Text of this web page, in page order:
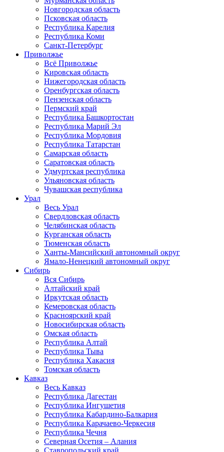
Новгородская область
Псковская область
Республика Карелия
Республика Коми
Санкт-Петербург
Приволжье
Всё Приволжье
Кировская область
Нижегородская область
Оренбургская область
Пензенская область
Пермский край
Республика Башкортостан
Республика Марий Эл
Республика Мордовия
Республика Татарстан
Самарская область
Саратовская область
Удмуртская республика
Ульяновская область
Чувашская республика
Урал
Весь Урал
Свердловская область
Челябинская область
Курганская область
Тюменская область
Ханты-Мансийский автономный округ
Ямало-Ненецкий автономный округ
Сибирь
Вся Сибирь
Алтайский край
Иркутская область
Кемеровская область
Красноярский край
Новосибирская область
Омская область
Республика Алтай
Республика Тыва
Республика Хакасия
Томская область
Кавказ
Весь Кавказ
Республика Дагестан
Республика Ингушетия
Республика Кабардино-Балкария
Республика Карачаево-Черкесия
Республика Чечня
Северная Осетия – Алания
Ставропольский край